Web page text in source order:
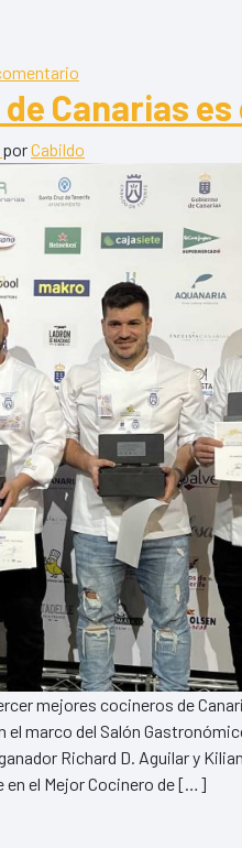
Ruta de Vino de Gran
Canarias es
porCabildo
mejores cocineros de
el marco del Salón
Richard D. Aguilar y
en el Mejor Cocinero de […]
de Canarias es de Gran